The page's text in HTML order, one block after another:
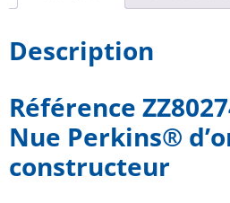
Description
Référence
Nue Perkins®
constructeur